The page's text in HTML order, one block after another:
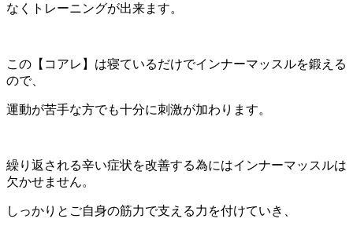
なくトレーニングが出来ます。
この【コアレ】は寝ているだけでインナーマッスルを鍛える
ので、
運動が苦手な方でも十分に刺激が加わります。
繰り返される辛い症状を改善する為にはインナーマッスルは
欠かせません。
しっかりとご自身の筋力で支える力を付けていき、